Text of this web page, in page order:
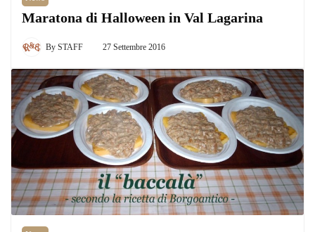
Maratona di Halloween in Val Lagarina
By STAFF 27 Settembre 2016